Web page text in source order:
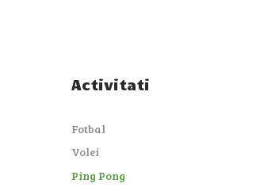
Activitati
Fotbal
Volei
Ping Pong